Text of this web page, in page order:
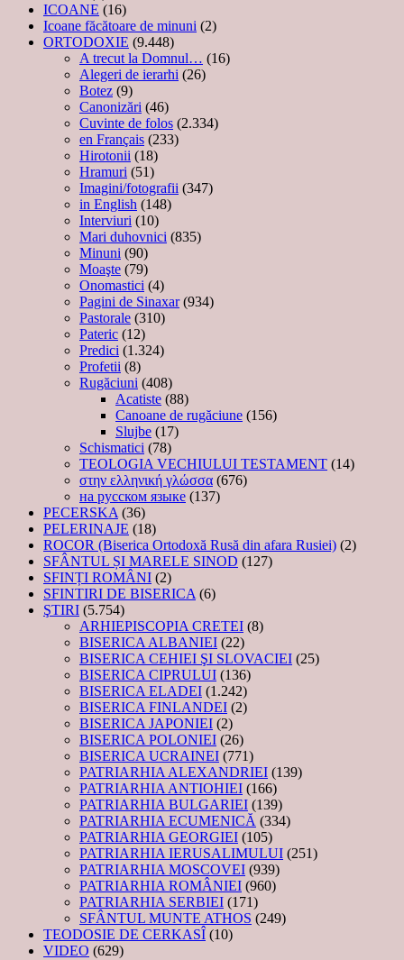
ICOANE (16)
Icoane făcătoare de minuni (2)
ORTODOXIE (9.448)
A trecut la Domnul… (16)
Alegeri de ierarhi (26)
Botez (9)
Canonizări (46)
Cuvinte de folos (2.334)
en Français (233)
Hirotonii (18)
Hramuri (51)
Imagini/fotografii (347)
in English (148)
Interviuri (10)
Mari duhovnici (835)
Minuni (90)
Moaşte (79)
Onomastici (4)
Pagini de Sinaxar(934)
Pastorale (310)
Pateric (12)
Predici (1.324)
Profetii (8)
Rugăciuni (408)
Acatiste (88)
Canoane de rugăciune (156)
Slujbe (17)
Schismatici (78)
TEOLOGIA VECHIULUI TESTAMENT (14)
στην ελληνική γλώσσα (676)
на русском языке (137)
PECERSKA (36)
PELERINAJE (18)
ROCOR (Biserica Ortodoxă Rusă din afara Rusiei) (2)
SFÂNTUL ȘI MARELE SINOD (127)
SFINȚI ROMÂNI (2)
SFINTIRI DE BISERICA (6)
ŞTIRI (5.754)
ARHIEPISCOPIA CRETEI (8)
BISERICA ALBANIEI (22)
BISERICA CEHIEI ŞI SLOVACIEI (25)
BISERICA CIPRULUI (136)
BISERICA ELADEI (1.242)
BISERICA FINLANDEI (2)
BISERICA JAPONIEI (2)
BISERICA POLONIEI (26)
BISERICA UCRAINEI (771)
PATRIARHIA ALEXANDRIEI (139)
PATRIARHIA ANTIOHIEI (166)
PATRIARHIA BULGARIEI (139)
PATRIARHIA ECUMENICĂ (334)
PATRIARHIA GEORGIEI (105)
PATRIARHIA IERUSALIMULUI (251)
PATRIARHIA MOSCOVEI (939)
PATRIARHIA ROMÂNIEI (960)
PATRIARHIA SERBIEI (171)
SFÂNTUL MUNTE ATHOS (249)
TEODOSIE DE CERKASÎ (10)
VIDEO (629)